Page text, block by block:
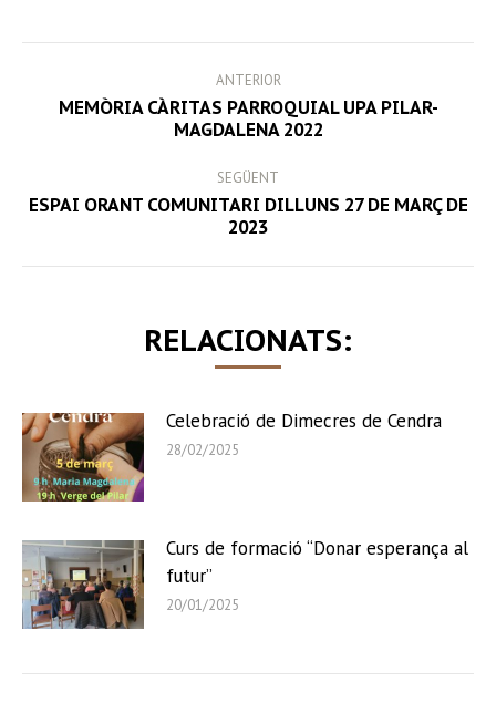
NAVIGATION
ANTERIOR
Previous
MEMÒRIA CÀRITAS PARROQUIAL UPA PILAR-
MAGDALENA 2022
SEGÜENT
Next
ESPAI ORANT COMUNITARI DILLUNS 27 DE MARÇ DE
2023
RELACIONATS:
Celebració de Dimecres de Cendra
28/02/2025
Curs de formació “Donar esperança al
futur”
20/01/2025